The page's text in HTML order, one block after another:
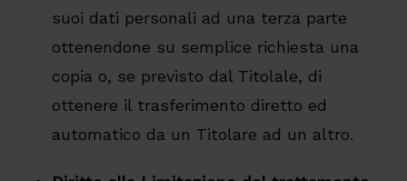
suoi dati personali ad una terza parte
ottenendone su semplice richiesta una
copia o, se previsto dal Titolale, di
ottenere il trasferimento diretto ed
automatico da un Titolare ad un altro.